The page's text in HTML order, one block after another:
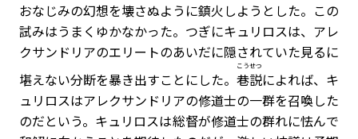
おなじみの幻想を壊さぬように鎮火しようとした。この
試みはうまくゆかなかった。つぎにキュリロスは、アレ
クサンドリアのエリートのあいだに隠されていた見るに
堪えない分断を暴き出すことにした。 巷説
こうせつ
によれば、キ
ュリロスはアレクサンドリアの修道士の一群を召喚した
のだという。キュリロスは総督が修道士の群れに怯んで